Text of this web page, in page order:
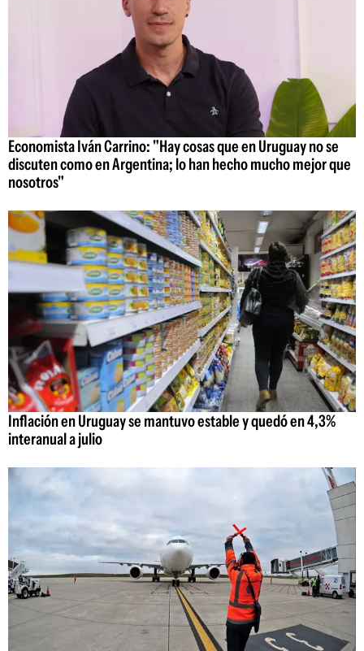
Economista Iván Carrino: "Hay cosas que en Uruguay no se
discuten como en Argentina; lo han hecho mucho mejor que
nosotros"
Inflación en Uruguay se mantuvo estable y quedó en 4,3%
interanual a julio